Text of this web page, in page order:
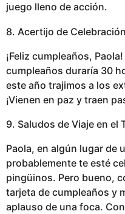
juego lleno de acción.
8. Acertijo de
¡Feliz cumpleaños,
cumpleaños duraría 30
este año trajimos a los
¡Vienen en paz y traen
9. Saludos de Viaje en el
Paola, en algún lugar de
probablemente te esté
pingüinos. Pero bueno,
tarjeta de cumpleaños y
aplauso de una foca.